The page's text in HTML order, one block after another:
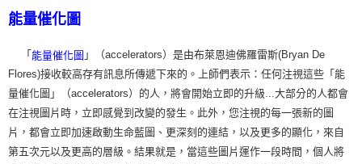
能量催化圖
「 能量催化圖 」（accelerators）是由布萊恩迪佛羅雷斯(Bryan De
Flores)接收較高存有訊息所傳遞下來的。上師們表示：任何注視這些「能
量催化圖」（accelerators）的人，將會開始立即的升級...大部分的人都會
在注視圖片時，立即感覺到改變的發生。此外，您注視的每一張新的圖
片，都會立即加速啟動生命藍圖、更深刻的連結，以及更多的顯化，來自
第五次元以及更高的層級。結果就是，當這些圖片運作一段時間，個人將